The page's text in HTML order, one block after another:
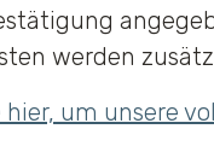
werden
hier, um unsere